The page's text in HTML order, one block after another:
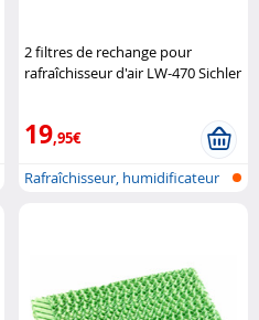
2 filtres de rechange pour
rafraîchisseur d'air LW-470 Sichler
19,95€
Rafraîchisseur, humidificateur